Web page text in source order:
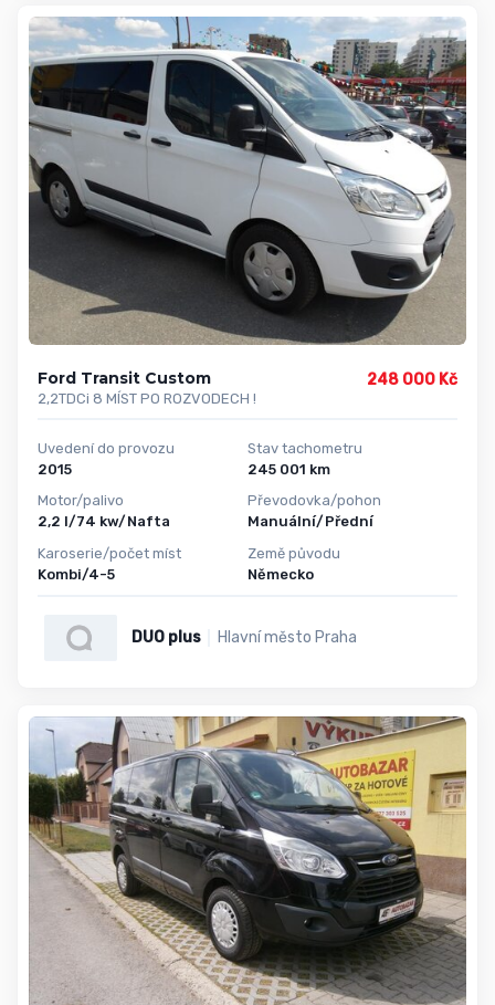
Ford Transit Custom
2,2TDCi 8 MÍST PO ROZVODECH !
248 000 Kč
Uvedení do provozu
2015
Motor/palivo
2,2 l/74 kw/Nafta
Karoserie/počet míst
Kombi/4-5
Stav tachometru
245 001 km
Převodovka/pohon
Manuální/Přední
Země původu
Německo
DUO plus Hlavní město Praha